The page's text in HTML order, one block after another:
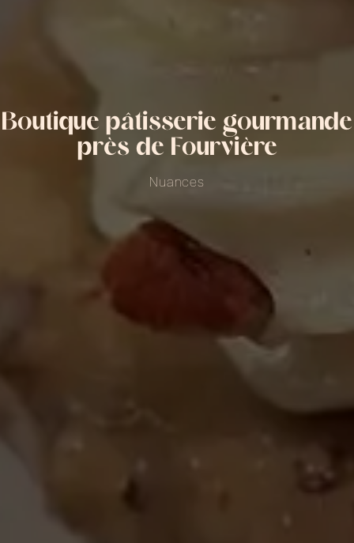
Boutique pâtisserie gourmande
près de Fourvière
Nuances